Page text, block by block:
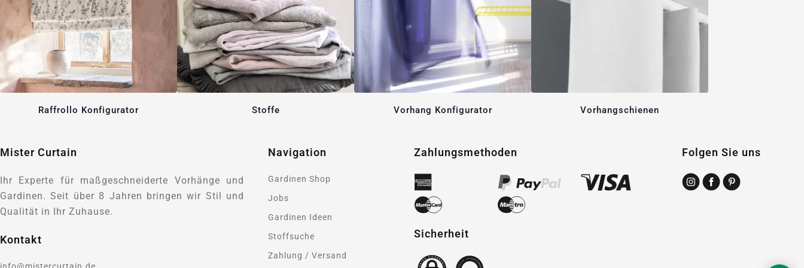
Raffrollo Konfigurator Stoffe Vorhang Konfigurator Vorhangschienen
Mister Curtain
Ihr Experte für maßgeschneiderte Vorhänge und
Gardinen. Seit über 8 Jahren bringen wir Stil und
Qualität in Ihr Zuhause.
Kontakt
Navigation
Gardinen Shop
Jobs
Gardinen Ideen
Stoffsuche
Zahlung / Versand
Zahlungsmethoden
Sicherheit
Folgen Sie uns